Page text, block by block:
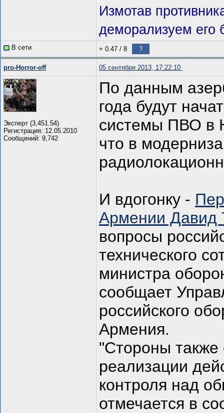
Измотав
деморализуем его
В сети + 0.47 / 8 ?
pro-Horror-off 05 сентября 2013, 17:22:10
Эксперт (3,451.54)
Регистрация: 12.05.2010
Сообщений: 9,742
По данным
года будут
системы ПВО в
что в
И вдогонку -
Армении Давид
вопросы
технического
министра
сообщает
российского
Армения.
"Стороны также
реализации
контроля над
отмечается в